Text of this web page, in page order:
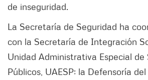
de inseguridad.
La Secretaría de Seguridad ha
con la Secretaría de Integración
Unidad Administrativa Especial de
Públicos, UAESP; la Defensoría del